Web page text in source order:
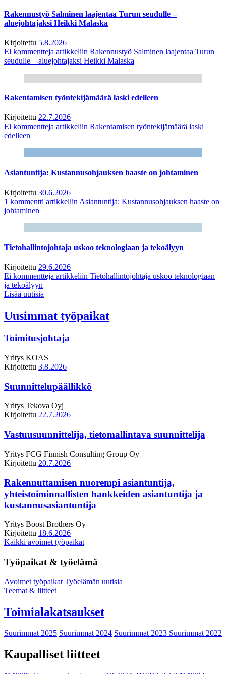
Rakennustyö Salminen laajentaa Turun seudulle –
aluejohtajaksi Heikki Malaska
Kirjoitettu 5.8.2026
Ei kommentteja artikkeliin Rakennustyö Salminen laajentaa Turun
seudulle – aluejohtajaksi Heikki Malaska
Rakentamisen työntekijämäärä laski edelleen
Kirjoitettu 22.7.2026
Ei kommentteja artikkeliin Rakentamisen työntekijämäärä laski
edelleen
Asiantuntija: Kustannusohjauksen haaste on johtaminen
Kirjoitettu 30.6.2026
1 kommentti artikkeliin Asiantuntija: Kustannusohjauksen haaste on
johtaminen
Tietohallintojohtaja uskoo teknologiaan ja tekoälyyn
Kirjoitettu 29.6.2026
Ei kommentteja artikkeliin Tietohallintojohtaja uskoo teknologiaan
ja tekoälyyn
Lisää uutisia
Uusimmat työpaikat
Toimitusjohtaja
Yritys KOAS
Kirjoitettu 3.8.2026
Suunnittelupäällikkö
Yritys Tekova Oyj
Kirjoitettu 22.7.2026
Vastuusuunnittelija, tietomallintava suunnittelija
Yritys FCG Finnish Consulting Group Oy
Kirjoitettu 20.7.2026
Rakennuttamisen nuorempi asiantuntija,
yhteistoiminnallisten hankkeiden asiantuntija ja
kustannusasiantuntija
Yritys Boost Brothers Oy
Kirjoitettu 18.6.2026
Kaikki avoimet työpaikat
Työpaikat & työelämä
Avoimet työpaikat Työelämän uutisia
Teemat & liitteet
Toimialakatsaukset
Suurimmat 2025 Suurimmat 2024 Suurimmat 2023 Suurimmat 2022
Kaupalliset liitteet